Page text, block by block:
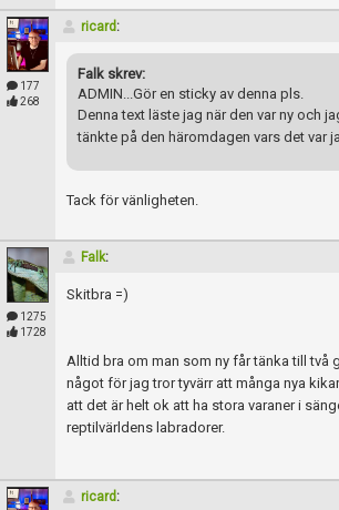
177
268
ricard:
Falk skrev:
ADMIN...Gör en sticky av denna pls.
Denna text läste jag när den var ny och
tänkte på den häromdagen vars det var
Tack för vänligheten.
1275
1728
Falk:
Skitbra =)
Alltid bra om man som ny får tänka till två
något för jag tror tyvärr att många nya
att det är helt ok att ha stora varaner i
reptilvärldens labradorer.
ricard: